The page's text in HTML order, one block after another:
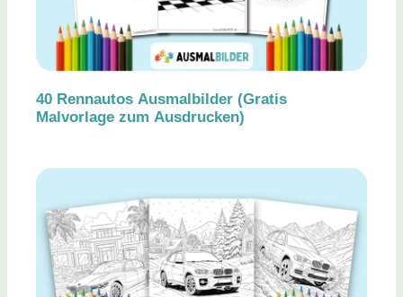
40 Rennautos Ausmalbilder (Gratis
Malvorlage zum Ausdrucken)